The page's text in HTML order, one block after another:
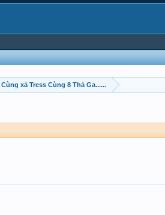
Cùng xả Tress Cùng 8 Thả Ga......